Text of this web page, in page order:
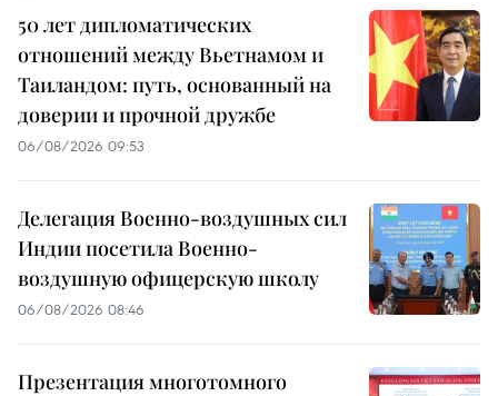
50 лет дипломатических
отношений между Вьетнамом и
Таиландом: путь, основанный на
доверии и прочной дружбе
06/08/2026 09:53
Делегация Военно-воздушных сил
Индии посетила Военно-
воздушную офицерскую школу
06/08/2026 08:46
Презентация многотомного